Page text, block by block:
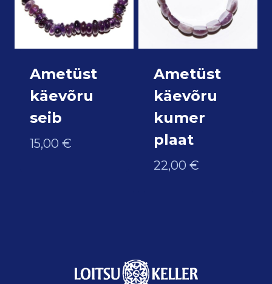
Ametüst
käevõru
seib
15,00 €
Ametüst
käevõru
kumer
plaat
22,00 €